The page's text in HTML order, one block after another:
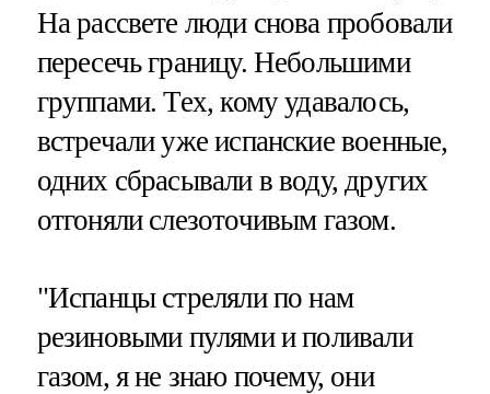
На рассвете люди снова пробовали
пересечь границу. Небольшими
группами. Тех, кому удавалось,
встречали уже испанские военные,
одних сбрасывали в воду, других
отгоняли слезоточивым газом.
"Испанцы стреляли по нам
резиновыми пулями и поливали
газом, я не знаю почему, они